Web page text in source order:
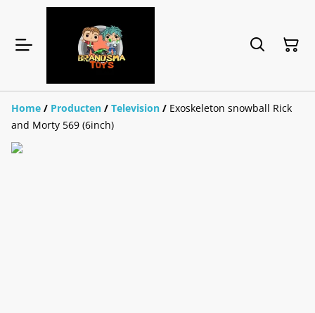
Home / Producten / Television / Exoskeleton snowball Rick
and Morty 569 (6inch)